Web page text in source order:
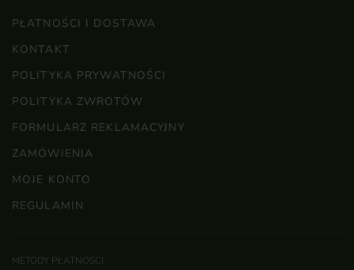
PŁATNOŚCI I DOSTAWA
KONTAKT
POLITYKA PRYWATNOŚCI
POLITYKA ZWROTÓW
FORMULARZ REKLAMACYJNY
ZAMÓWIENIA
MOJE KONTO
REGULAMIN
METODY PŁATNOŚCI